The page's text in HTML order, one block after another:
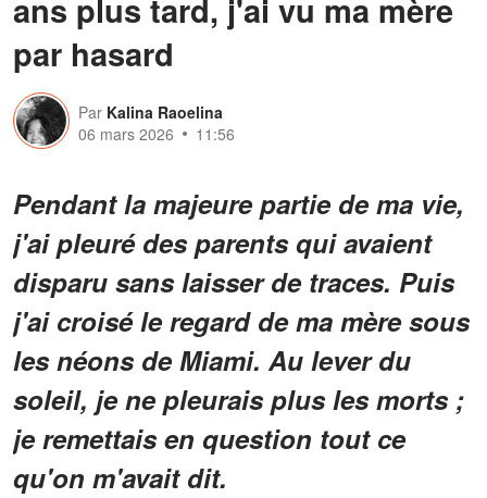
ans plus tard, j'ai vu ma mère
par hasard
Par Kalina Raoelina
06 mars 2026
11:56
Pendant la majeure partie de ma vie,
j'ai pleuré des parents qui avaient
disparu sans laisser de traces. Puis
j'ai croisé le regard de ma mère sous
les néons de Miami. Au lever du
soleil, je ne pleurais plus les morts ;
je remettais en question tout ce
qu'on m'avait dit.